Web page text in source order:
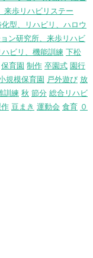
来歩リハビリステー
型、リハビリ、ハロウ
ン研究所、来歩リハビ
ビリ、機能訓練 下松
保育園 制作 卒園式 園行
規模保育園 戸外遊び 放
訓練 秋 節分 総合リハビ
豆まき 運動会 食育 ０